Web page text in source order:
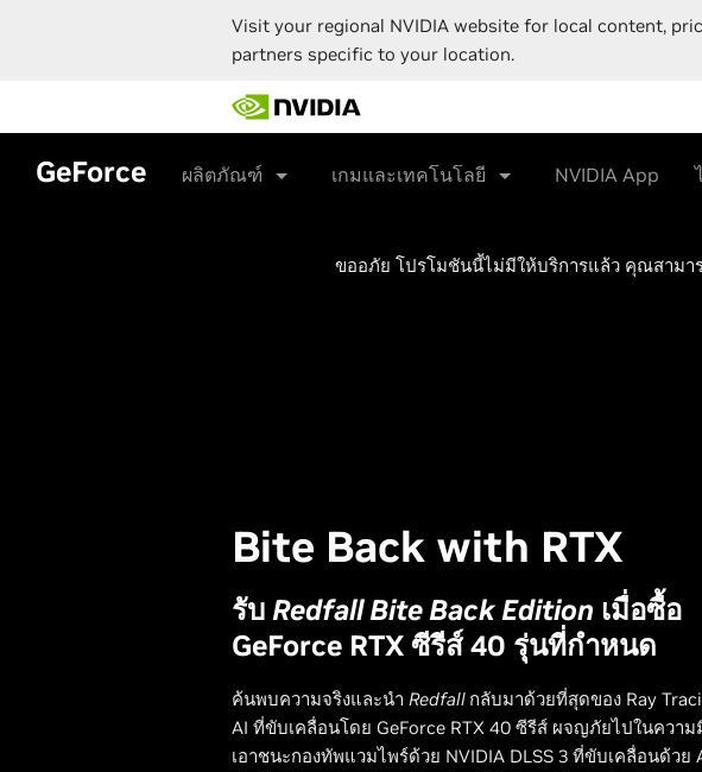
Visit your regional NVIDIA website for local content,
partners specific to your location.
main
content
GeForce ผลิตภัณฑ์ เกมและเทคโนโลยี NVIDIA App
ขออภัย โปรโมชันนี้ไม่มีให้บริการแล้ว คุณสามา
Bite Back with RTX
รับRedfall Bite Back Edition เมื่อซื้อ
GeForce RTX ซีรีส์ 40 รุ่นที่กำหนด
ค้นพบความจริงและนำ Redfall กลับมาด้วยที่สุดของ Ray
AI ที่ขับเคลื่อนโดย GeForce RTX 40 ซีรีส์ ผจญภัยไปในควา
เอาชนะกองทัพแวมไพร์ด้วย NVIDIA DLSS 3 ที่ขับเคลื่อนด้วย